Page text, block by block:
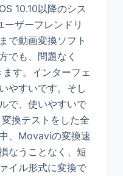
10.10以降のシス
ザーフレンドリ
で動画変換ソフト
でも、問題なく
す。インターフェ
やすいです。そし
で、使いやすいで
換テストをした全
、Movaviの変換速
なうことなく、短
イル形式に変換で